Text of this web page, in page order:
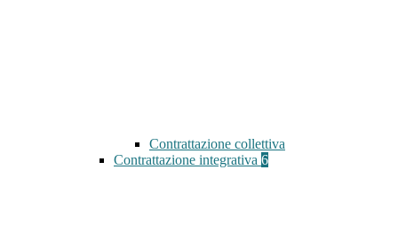
Contrattazione collettiva
Contrattazione integrativa 6